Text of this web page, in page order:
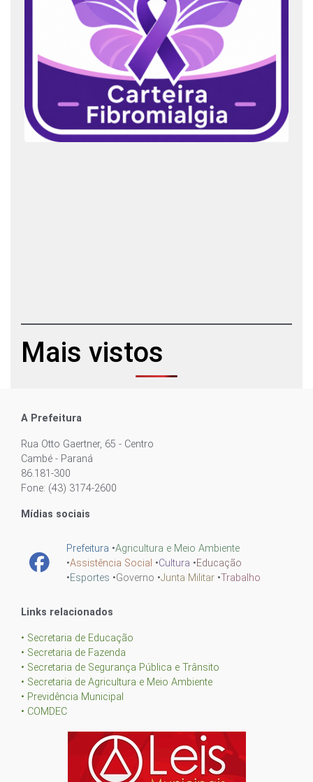
Mais vistos
A Prefeitura
Rua Otto Gaertner, 65 - Centro
Cambé - Paraná
86.181-300
Fone: (43) 3174-2600
Mídias sociais
Prefeitura •Agricultura e Meio Ambiente
•Assistência Social •Cultura •Educação
•Esportes •Governo •Junta Militar •Trabalho
Links relacionados
• Secretaria de Educação
• Secretaria de Fazenda
• Secretaria de Segurança Pública e Trânsito
• Secretaria de Agricultura e Meio Ambiente
• Previdência Municipal
• COMDEC